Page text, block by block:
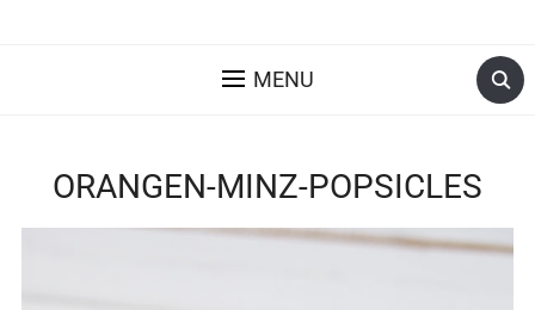
MENU
ORANGEN-MINZ-POPSICLES